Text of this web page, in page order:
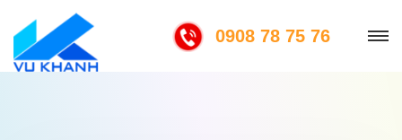
0908 78 75 76